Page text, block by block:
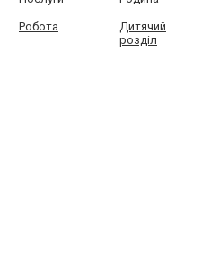
Робота
Дитячий
розділ